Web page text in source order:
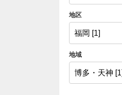
地区
地域